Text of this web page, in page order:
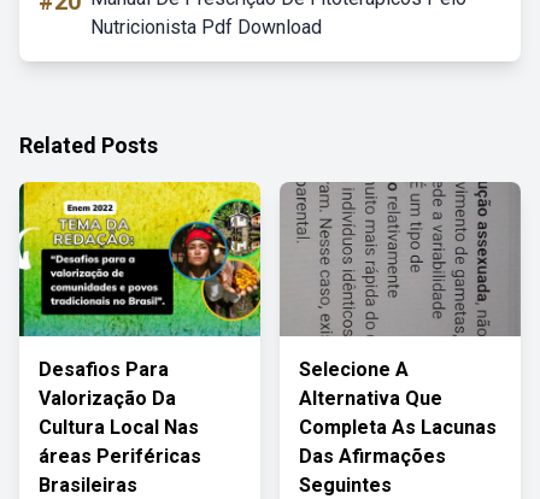
Nutricionista Pdf Download
Related Posts
Desafios Para
Valorização Da
Cultura Local Nas
áreas Periféricas
Brasileiras
Selecione A
Alternativa Que
Completa As Lacunas
Das Afirmações
Seguintes